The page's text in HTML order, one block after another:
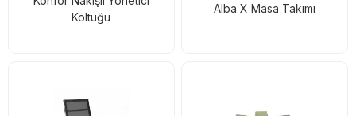
Koltuğu
Alba X Masa Takımı